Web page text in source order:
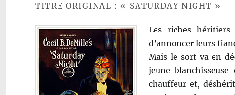
TITRE ORIGINAL : « SATURDAY NIGHT »
Les riches
d’annoncer leurs
Mais le sort va en
jeune
chauffeur et,